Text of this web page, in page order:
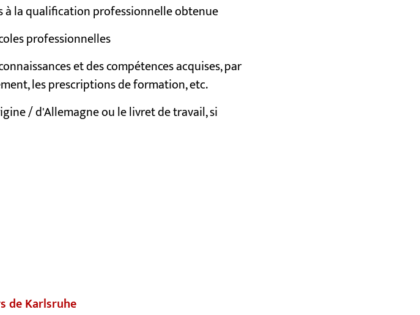
la qualification professionnelle obtenue
professionnelles
et des compétences acquises, par
les prescriptions de formation, etc.
/ d'Allemagne ou le livret de travail, si
de Karlsruhe